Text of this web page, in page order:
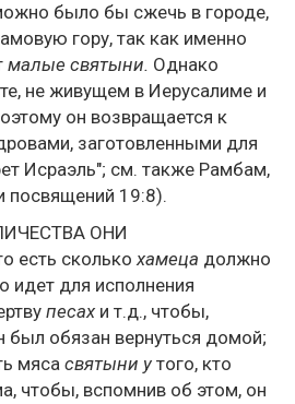
было бы сжечь в городе,
гору, так как именно
малые святыни. Однако
не живущем в Иерусалиме и
он возвращается к
заготовленными для
Исраэль"; см. также Рамбам,
посвящений 19:8).
ОНИ
есть сколькохамеца должно
идет для исполнения
песах и т.д., чтобы,
был обязан вернуться домой;
мяса святыни у того, кто
чтобы, вспомнив об этом, он